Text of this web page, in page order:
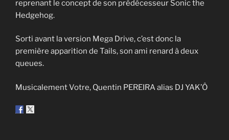
reprenant le concept de son prédécesseur Sonic the
Hedgehog.
Sorti avant la version Mega Drive, c’est donc la
première apparition de Tails, son ami renard à deux
queues.
Musicalement Votre, Quentin PEREIRA alias DJ YAK’Ô